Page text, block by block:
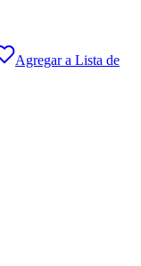
Agregar a Lista de